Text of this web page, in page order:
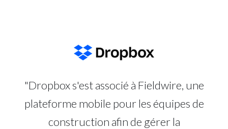
"Dropbox s'est associé à Fieldwire, une
plateforme mobile pour les équipes de
construction afin de gérer la